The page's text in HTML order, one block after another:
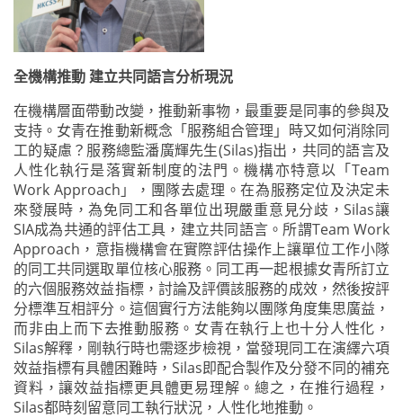
全機構推動 建立共同語言分析現況
在機構層面帶動改變，推動新事物，最重要是同事的參與及
支持。女青在推動新概念「服務組合管理」時又如何消除同
工的疑慮？服務總監潘廣輝先生(Silas)指出，共同的語言及
人性化執行是落實新制度的法門。機構亦特意以「Team
Work Approach」，團隊去處理。在為服務定位及決定未
來發展時，為免同工和各單位出現嚴重意見分歧，Silas讓
SIA成為共通的評估工具，建立共同語言。所謂Team Work
Approach，意指機構會在實際評估操作上讓單位工作小隊
的同工共同選取單位核心服務。同工再一起根據女青所訂立
的六個服務效益指標，討論及評價該服務的成效，然後按評
分標準互相評分。這個實行方法能夠以團隊角度集思廣益，
而非由上而下去推動服務。女青在執行上也十分人性化，
Silas解釋，剛執行時也需逐步檢視，當發現同工在演繹六項
效益指標有具體困難時，Silas即配合製作及分發不同的補充
資料，讓效益指標更具體更易理解。總之，在推行過程，
Silas都時刻留意同工執行狀況，人性化地推動。